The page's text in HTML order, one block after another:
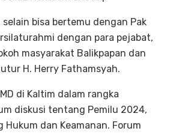
bisa bertemu dengan Pak
dengan para pejabat,
masyarakat Balikpapan dan
H. Herry Fathamsyah.
di Kaltim dalam rangka
diskusi tentang Pemilu 2024,
Hukum dan Keamanan. Forum